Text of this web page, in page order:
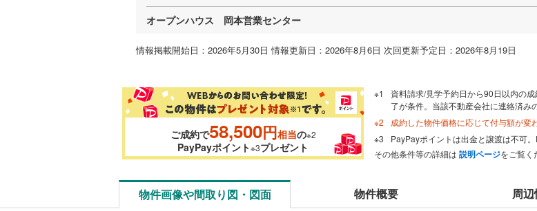
オープンハウス 岡本営業センター
情報掲載開始日：2026年5月30日 情報更新日：2026年8月6日 次回更新予定日：2026年8月19日
ご成約で58,500円相当の※2
PayPayポイント※3プレゼント
資料請求/見学予約日から90日以内の
了が条件。当該不動産会社に連絡済み
成約した物件価格に応じて付与額が変
PayPayポイントは出金と譲渡は不可
その他条件等の詳細は 説明ページをご覧く
物件画像や間取り図・図面 物件概要 周